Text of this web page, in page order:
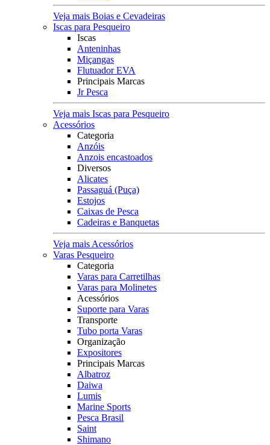
Veja mais Boias e Cevadeiras
Iscas para Pesqueiro
Iscas
Anteninhas
Miçangas
Flutuador EVA
Principais Marcas
Jr Pesca
Veja mais Iscas para Pesqueiro
Acessórios
Categoria
Anzóis
Anzois encastoados
Diversos
Alicates
Passaguá (Puça)
Estojos
Caixas de Pesca
Cadeiras e Banquetas
Veja mais Acessórios
Varas Pesqueiro
Categoria
Varas para Carretilhas
Varas para Molinetes
Acessórios
Suporte para Varas
Transporte
Tubo porta Varas
Organização
Expositores
Principais Marcas
Albatroz
Daiwa
Lumis
Marine Sports
Pesca Brasil
Saint
Shimano